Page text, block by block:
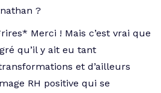
?
Merci ! Mais c’est vrai que
qu’il y ait eu tant
et d’ailleurs
RH positive qui se